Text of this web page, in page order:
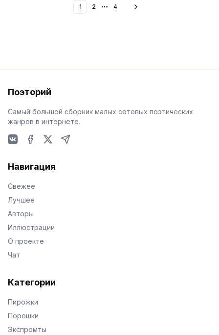
1 2 More pages
4
Поэторий
Самый большой сборник малых сетевых поэтических
жанров в интернете.
Навигация
Свежее
Лучшее
Авторы
Иллюстрации
О проекте
Чат
Категории
Пирожки
Порошки
Экспромты